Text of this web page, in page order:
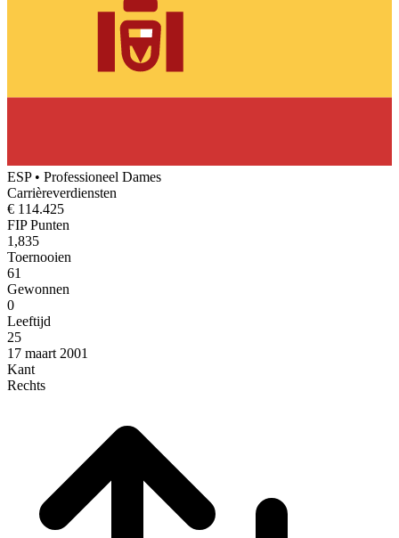
ESP• Professioneel Dames
Carrièreverdiensten
€ 114.425
FIP Punten
1,835
Toernooien
61
Gewonnen
0
Leeftijd
25
17 maart 2001
Kant
Rechts